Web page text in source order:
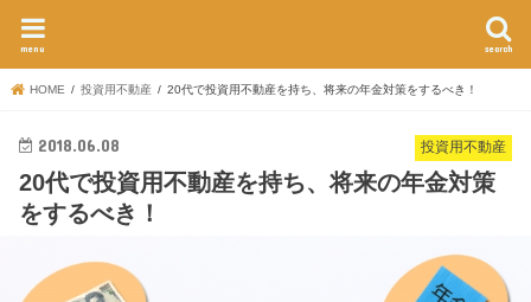
search
menu
HOME 投資用不動産 20代で投資用不動産を持ち、将来の年金対策をするべき！
投資用不動産
2018.06.08
20代で投資用不動産を持ち、将来の年金対策
をするべき！